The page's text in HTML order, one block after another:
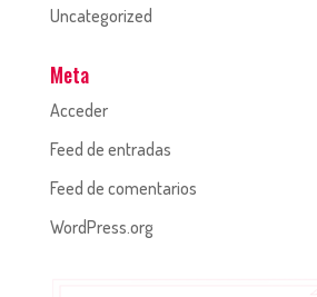
Uncategorized
Meta
Acceder
Feed de entradas
Feed de comentarios
WordPress.org